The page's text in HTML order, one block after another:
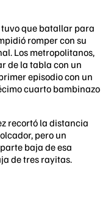
tuvo que batallar para
romper con su
Los metropolitanos,
de la tabla con un
episodio con un
cuarto bambinazo
recortó la distancia
pero un
baja de esa
de tres rayitas.